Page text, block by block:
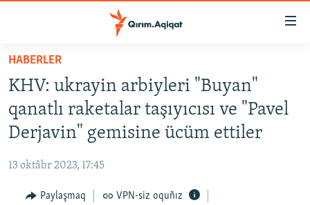
Esas
qaytmaq
Baş
navigatsiyağa
qaytmaq
Qıdıruvğa
HABERLER
SİYASET
İQTİSADİYAT
CEMİYET
MEDENİYET
İNSAN AQLARI
HABERLER
KHV: ukrayin arbiyleri "Buyan"
qanatlı raketalar taşıyıcısı ve "Pavel
Derjavin" gemisine ücüm ettiler
13 oktâbr 2023, 17:45
Paylaşmaq VPN-siz oquñız